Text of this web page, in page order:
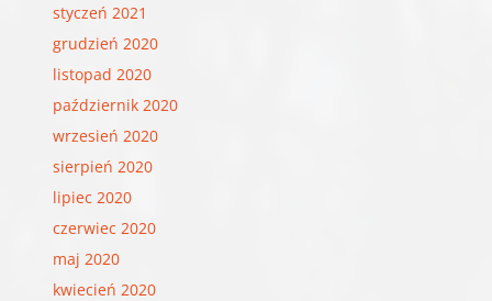
styczeń 2021
grudzień 2020
listopad 2020
październik 2020
wrzesień 2020
sierpień 2020
lipiec 2020
czerwiec 2020
maj 2020
kwiecień 2020